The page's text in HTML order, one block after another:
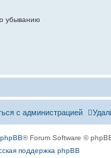
убыванию
с администрацией
phpBB® Forum Software ©
поддержка phpBB